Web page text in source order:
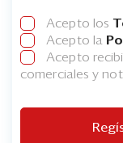
Acepto los
Acepto la
Acepto
comerciales y